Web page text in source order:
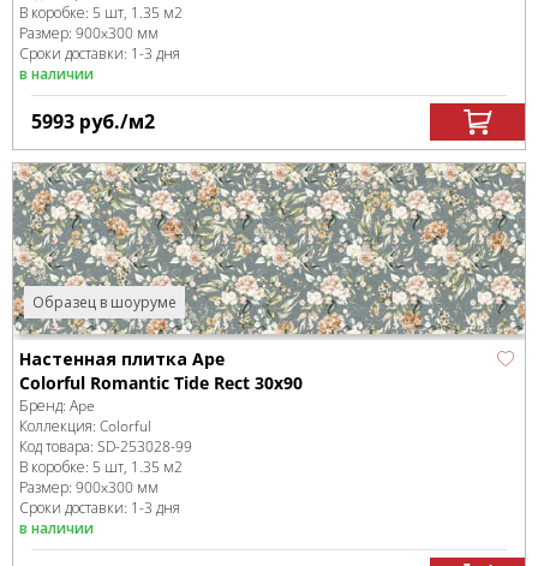
В коробке: 5 шт, 1.35 м2
Размер: 900x300 мм
Сроки доставки: 1-3 дня
в наличии
5993 руб./м2
Образец в шоуруме
Настенная плитка Ape
Colorful Romantic Tide Rect 30x90
Бренд: Ape
Коллекция: Colorful
Код товара: SD-253028-99
В коробке: 5 шт, 1.35 м2
Размер: 900x300 мм
Сроки доставки: 1-3 дня
в наличии